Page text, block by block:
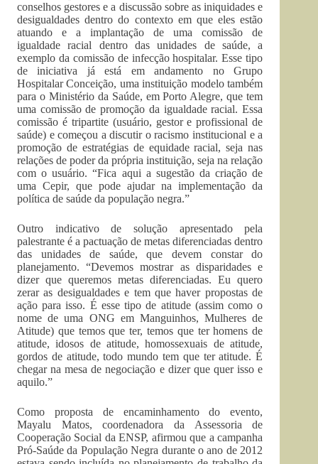
conselhos gestores e a discussão sobre as iniquidades e
desigualdades dentro do contexto em que eles estão
atuando e a implantação de uma comissão de
igualdade racial dentro das unidades de saúde, a
exemplo da comissão de infecção hospitalar. Esse tipo
de iniciativa já está em andamento no Grupo
Hospitalar Conceição, uma instituição modelo também
para o Ministério da Saúde, em Porto Alegre, que tem
uma comissão de promoção da igualdade racial. Essa
comissão é tripartite (usuário, gestor e profissional de
saúde) e começou a discutir o racismo institucional e a
promoção de estratégias de equidade racial, seja nas
relações de poder da própria instituição, seja na relação
com o usuário. “Fica aqui a sugestão da criação de
uma Cepir, que pode ajudar na implementação da
política de saúde da população negra.”
Outro indicativo de solução apresentado pela
palestrante é a pactuação de metas diferenciadas dentro
das unidades de saúde, que devem constar do
planejamento. “Devemos mostrar as disparidades e
dizer que queremos metas diferenciadas. Eu quero
zerar as desigualdades e tem que haver propostas de
ação para isso. É esse tipo de atitude (assim como o
nome de uma ONG em Manguinhos, Mulheres de
Atitude) que temos que ter, temos que ter homens de
atitude, idosos de atitude, homossexuais de atitude,
gordos de atitude, todo mundo tem que ter atitude. É
chegar na mesa de negociação e dizer que quer isso e
aquilo.”
Como proposta de encaminhamento do evento,
Mayalu Matos, coordenadora da Assessoria de
Cooperação Social da ENSP, afirmou que a campanha
Pró-Saúde da População Negra durante o ano de 2012